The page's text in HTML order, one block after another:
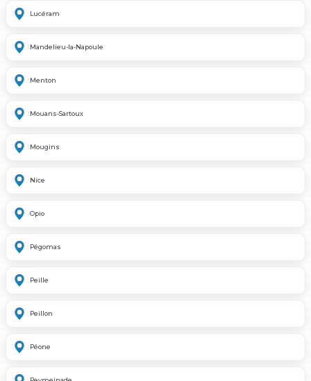
Lucéram
Mandelieu-la-Napoule
Menton
Mouans-Sartoux
Mougins
Nice
Opio
Pégomas
Peille
Peillon
Péone